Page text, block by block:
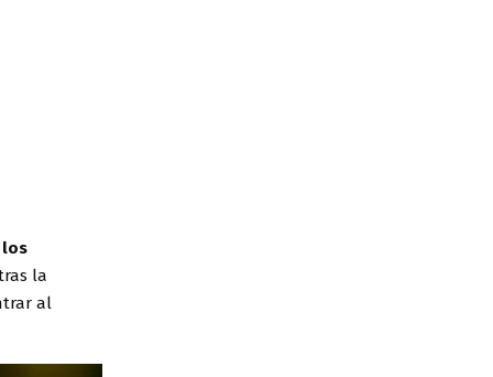
los
la
al